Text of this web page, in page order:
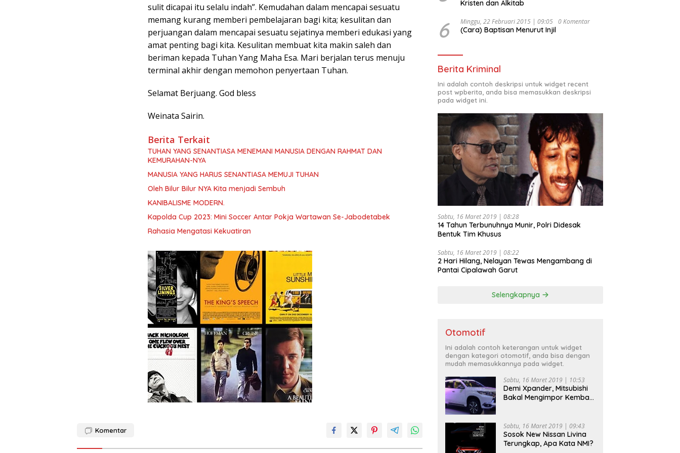
sulit dicapai itu selalu indah”. Kemudahan dalam mencapai sesuatu
memang kurang memberi pembelajaran bagi kita; kesulitan dan
perjuangan dalam mencapai sesuatu sejatinya memberi edukasi yang
amat penting bagi kita. Kesulitan membuat kita makin saleh dan
beriman kepada Tuhan Yang Maha Esa. Mari berjalan terus menuju
terminal akhir dengan memohon penyertaan Tuhan.
Selamat Berjuang. God bless
Weinata Sairin.
Berita Terkait
TUHAN YANG SENANTIASA MENEMANI MANUSIA DENGAN RAHMAT DAN
KEMURAHAN-NYA
MANUSIA YANG HARUS SENANTIASA MEMUJI TUHAN
Oleh Bilur Bilur NYA Kita menjadi Sembuh
KANIBALISME MODERN.
Kapolda Cup 2023: Mini Soccer Antar Pokja Wartawan Se-Jabodetabek
Rahasia Mengatasi Kekuatiran
Komentar
Kristen dan Alkitab
6 Minggu, 22 Februari 2015 | 09:05 0 Komentar
(Cara) Baptisan Menurut Injil
Berita Kriminal
Ini adalah contoh deskripsi untuk widget recent
post wpberita, anda bisa memasukkan deskripsi
pada widget ini.
Sabtu, 16 Maret 2019 | 08:28
14 Tahun Terbunuhnya Munir, Polri Didesak
Bentuk Tim Khusus
Sabtu, 16 Maret 2019 | 08:22
2 Hari Hilang, Nelayan Tewas Mengambang di
Pantai Cipalawah Garut
Selengkapnya
Otomotif
Ini adalah contoh keterangan untuk widget
dengan kategori otomotif, anda bisa dengan
mudah memasukkannya pada widget.
Sabtu, 16 Maret 2019 | 10:53
Demi Xpander, Mitsubishi
Bakal Mengimpor Kembali
Sabtu, 16 Maret 2019 | 09:43
Sosok New Nissan Livina
Terungkap, Apa Kata NMI?